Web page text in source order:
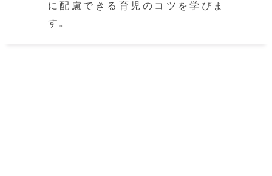
に配慮できる育児のコツを学びま
す。